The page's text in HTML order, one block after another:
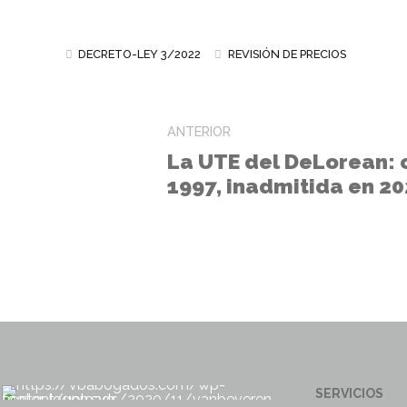
DECRETO-LEY 3/2022 REVISIÓN DE PRECIOS
ANTERIOR
La UTE del
1997, inadmitida en
SERVICIOS